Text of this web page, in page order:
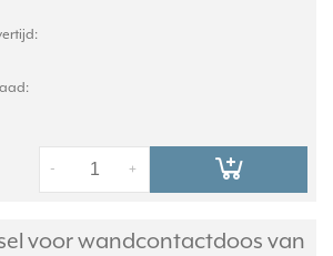
+
-
voor wandcontactdoos van